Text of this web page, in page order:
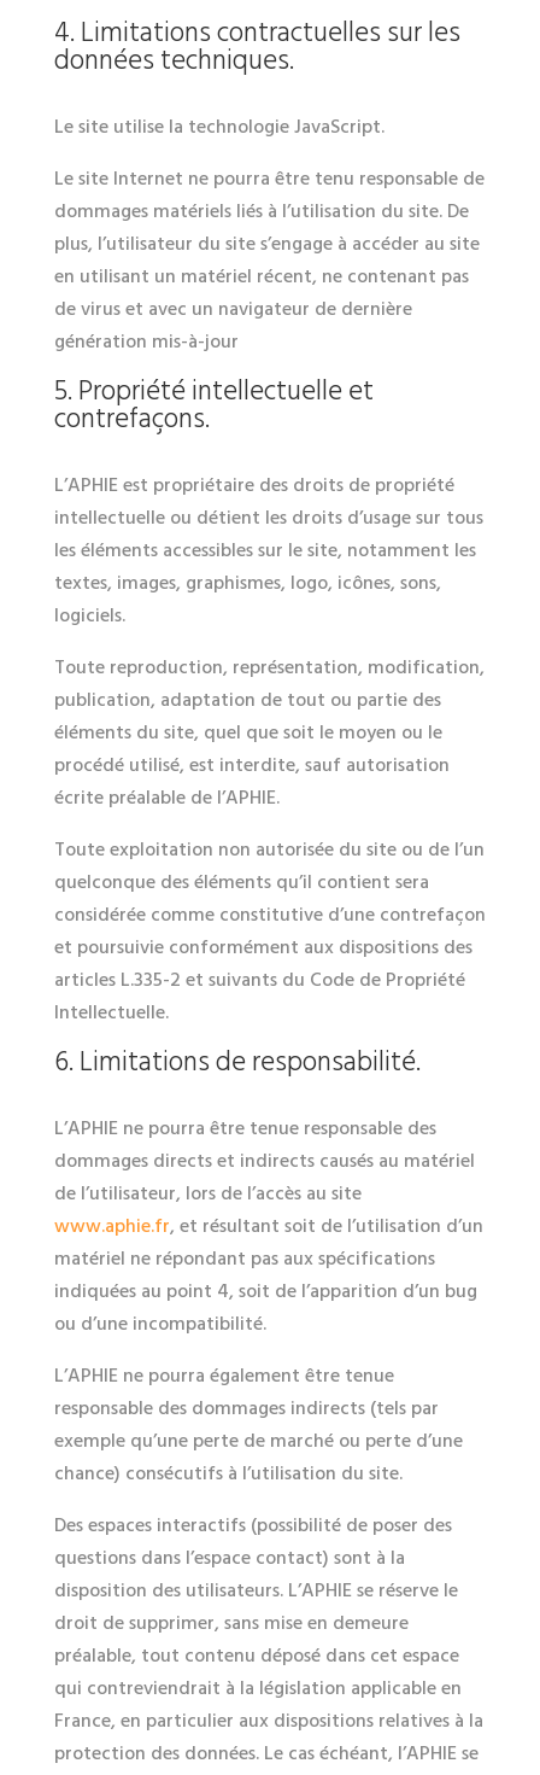
4. Limitations contractuelles sur les
données techniques.
Le site utilise la technologie JavaScript.
Le site Internet ne pourra être tenu responsable de
dommages matériels liés à l’utilisation du site. De
plus, l’utilisateur du site s’engage à accéder au site
en utilisant un matériel récent, ne contenant pas
de virus et avec un navigateur de dernière
génération mis-à-jour
5. Propriété intellectuelle et
contrefaçons.
L’APHIE est propriétaire des droits de propriété
intellectuelle ou détient les droits d’usage sur tous
les éléments accessibles sur le site, notamment les
textes, images, graphismes, logo, icônes, sons,
logiciels.
Toute reproduction, représentation, modification,
publication, adaptation de tout ou partie des
éléments du site, quel que soit le moyen ou le
procédé utilisé, est interdite, sauf autorisation
écrite préalable de l’APHIE.
Toute exploitation non autorisée du site ou de l’un
quelconque des éléments qu’il contient sera
considérée comme constitutive d’une contrefaçon
et poursuivie conformément aux dispositions des
articles L.335-2 et suivants du Code de Propriété
Intellectuelle.
6. Limitations de responsabilité.
L’APHIE ne pourra être tenue responsable des
dommages directs et indirects causés au matériel
de l’utilisateur, lors de l’accès au site
www.aphie.fr, et résultant soit de l’utilisation d’un
matériel ne répondant pas aux spécifications
indiquées au point 4, soit de l’apparition d’un bug
ou d’une incompatibilité.
L’APHIE ne pourra également être tenue
responsable des dommages indirects (tels par
exemple qu’une perte de marché ou perte d’une
chance) consécutifs à l’utilisation du site.
Des espaces interactifs (possibilité de poser des
questions dans l’espace contact) sont à la
disposition des utilisateurs. L’APHIE se réserve le
droit de supprimer, sans mise en demeure
préalable, tout contenu déposé dans cet espace
qui contreviendrait à la législation applicable en
France, en particulier aux dispositions relatives à la
protection des données. Le cas échéant, l’APHIE se